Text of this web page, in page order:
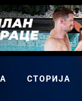
СТОРИЈА